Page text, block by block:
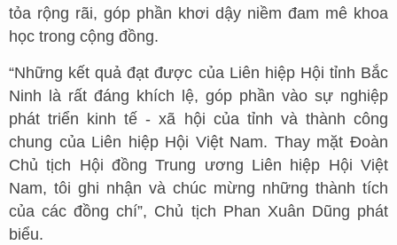
tỏa rộng rãi, góp phần khơi dậy niềm đam mê khoa
học trong cộng đồng.
“Những kết quả đạt được của Liên hiệp Hội tỉnh Bắc
Ninh là rất đáng khích lệ, góp phần vào sự nghiệp
phát triển kinh tế - xã hội của tỉnh và thành công
chung của Liên hiệp Hội Việt Nam. Thay mặt Đoàn
Chủ tịch Hội đồng Trung ương Liên hiệp Hội Việt
Nam, tôi ghi nhận và chúc mừng những thành tích
của các đồng chí”, Chủ tịch Phan Xuân Dũng phát
biểu.